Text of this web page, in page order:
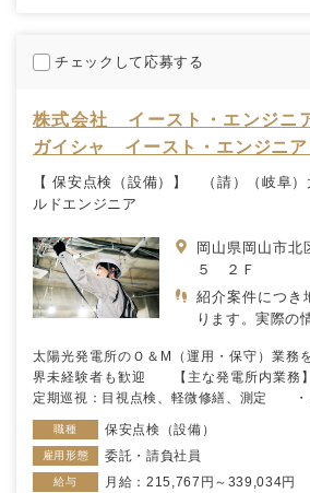
チェックして応募する
株式会社 イースト・エンジニ
ガイシャ イースト・エンジニア
【 保安点検（設備）】 （請）（岐阜
ルドエンジニア
岡山県岡山市北
５ ２Ｆ
紹介案件につき
ります。実際の
太陽光発電所のＯ＆М（運用・保守）業
界未経験者も歓迎 【主な発電所内業
定期巡視：目視点検、軽微修繕、測定 ・
職種 保安点検（設備）
雇用形態 委託・請負社員
給与
月給：215,767円～339,034円